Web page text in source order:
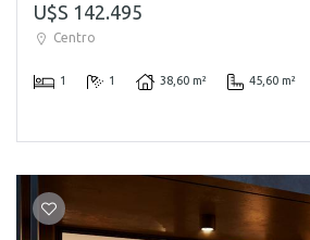
U$S 142.495
Centro
1 1 38,60 m² 45,60 m²